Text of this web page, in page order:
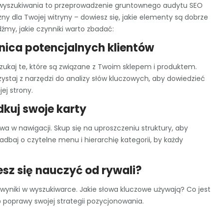
to przeprowadzenie gruntownego audytu SEO
dla Twojej witryny – dowiesz się, jakie elementy są dobrze
jakie czynniki warto zbadać:
potencjalnych klientów
te, które są związane z Twoim sklepem i produktem.
z narzędzi do analizy słów kluczowych, aby dowiedzieć
strony.
swoje karty
w nawigacji. Skup się na uproszczeniu struktury, aby
o czytelne menu i hierarchię kategorii, by każdy
się nauczyć od rywali?
w wyszukiwarce. Jakie słowa kluczowe używają? Co jest
swojej strategii pozycjonowania.